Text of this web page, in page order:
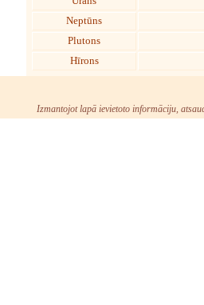
Neptūns
Plutons
Hīrons
Izmantojot lapā ievietoto informāciju,